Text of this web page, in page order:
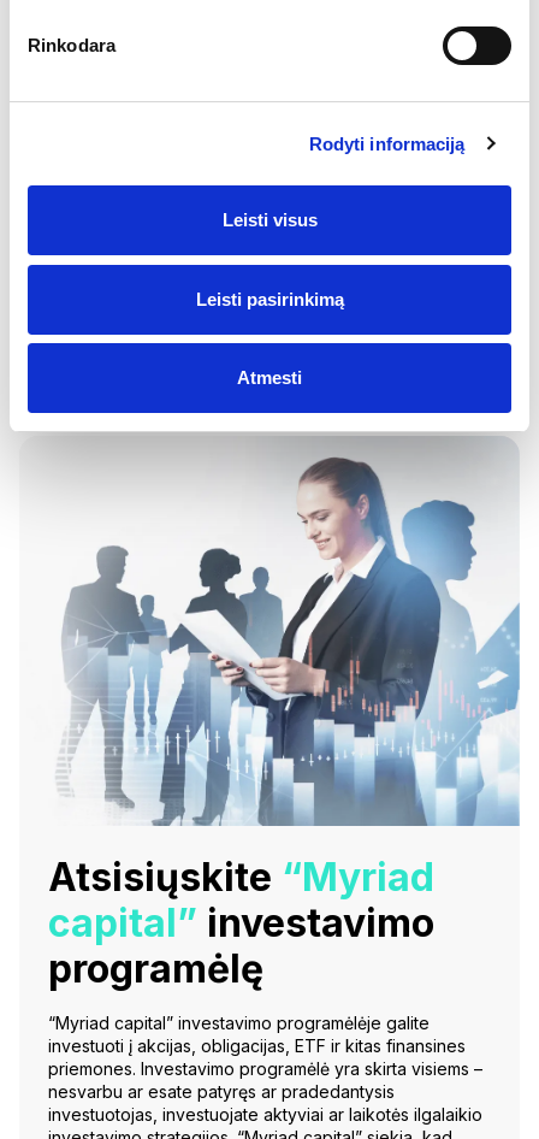
Rinkodara
Rodyti informaciją
Leisti visus
Leisti pasirinkimą
Atmesti
Investavimas yra neatsiejama finansinio gyvenimo dalis,
leidžianti ne tik apsaugoti sukauptas santaupas nuo infliacijos,
Investiciniai instrumentai
Švietimas
Atsisiųskite “Myriad
capital” investavimo
programėlę
“Myriad capital” investavimo programėlėje galite
investuoti į akcijas, obligacijas, ETF ir kitas finansines
priemones. Investavimo programėlė yra skirta visiems –
nesvarbu ar esate patyręs ar pradedantysis
investuotojas, investuojate aktyviai ar laikotės ilgalaikio